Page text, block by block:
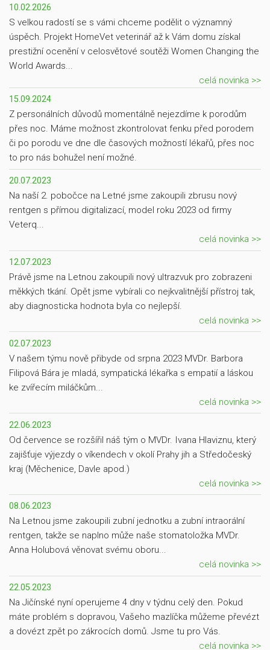
10.02.2026
S velkou radostí se s vámi chceme podělit o významný
úspěch. Projekt HomeVet veterinář až k Vám domu získal
prestižní ocenění v celosvětové soutěži Women Changing the
World Awards...
celá novinka >>
15.09.2024
Z personálních důvodů momentálně nejezdíme k porodům
přes noc. Máme možnost zkontrolovat fenku před porodem
či po porodu ve dne dle časových možností lékařů, přes noc
to pro nás bohužel není možné.
20.07.2023
Na naší 2. pobočce na Letné jsme zakoupili zbrusu nový
rentgen s přímou digitalizací, model roku 2023 od firmy
Veterq...
celá novinka >>
12.07.2023
Právě jsme na Letnou zakoupili nový ultrazvuk pro zobrazeni
měkkých tkání. Opět jsme vybírali co nejkvalitnější přístroj tak,
aby diagnosticka hodnota byla co nejlepší.
celá novinka >>
02.07.2023
V našem týmu nově přibyde od srpna 2023 MVDr. Barbora
Filipová Bára je mladá, sympatická lékařka s empatií a láskou
ke zvířecím miláčkům...
celá novinka >>
22.06.2023
Od července se rozšířil náš tým o MVDr. Ivana Hlaviznu, který
zajišťuje výjezdy o víkendech v okolí Prahy jih a Středočeský
kraj (Měchenice, Davle apod.)
celá novinka >>
08.06.2023
Na Letnou jsme zakoupili zubní jednotku a zubní intraorální
rentgen, takže se naplno může naše stomatoložka MVDr.
Anna Holubová věnovat svému oboru...
celá novinka >>
22.05.2023
Na Jičínské nyní operujeme 4 dny v týdnu celý den. Pokud
máte problém s dopravou, Vašeho mazlíčka můžeme převézt
a dovézt zpět po zákrocích domů. Jsme tu pro Vás.
celá novinka >>